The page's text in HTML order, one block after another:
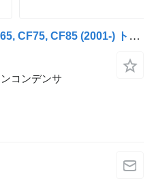
DAF LF45, LF55, LF180, CF65, CF75, CF85 (2001-) トラクタートラックのためのDAF CF75 (01.01-) 1744088 エアコンコンデンサ
コンデンサ